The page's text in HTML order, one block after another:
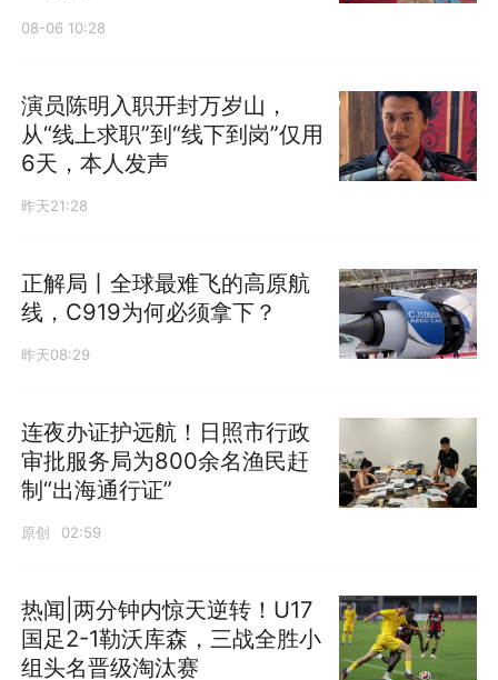
08-06 10:28
演员陈明入职开封万岁山，
从“线上求职”到“线下到岗”仅用
6天，本人发声
昨天21:28
正解局丨全球最难飞的高原航
线，C919为何必须拿下？
昨天08:29
连夜办证护远航！日照市行政
审批服务局为800余名渔民赶
制“出海通行证”
原创 02:59
热闻|两分钟内惊天逆转！U17
国足2-1勒沃库森，三战全胜小
组头名晋级淘汰赛